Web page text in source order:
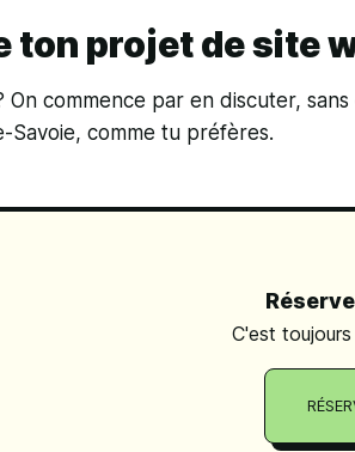
ton projet de site
commence par en discuter,
Savoie, comme tu préfères.
C'est